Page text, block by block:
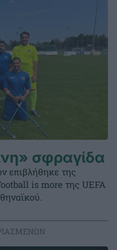
σφραγίδα
επιβλήθηκε της
is more της UEFA